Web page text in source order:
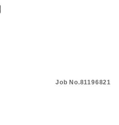
Job No.81196821